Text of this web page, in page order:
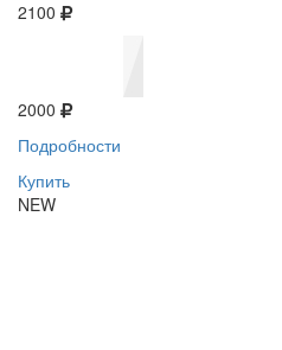
2100
2000
Подробности
Купить
NEW